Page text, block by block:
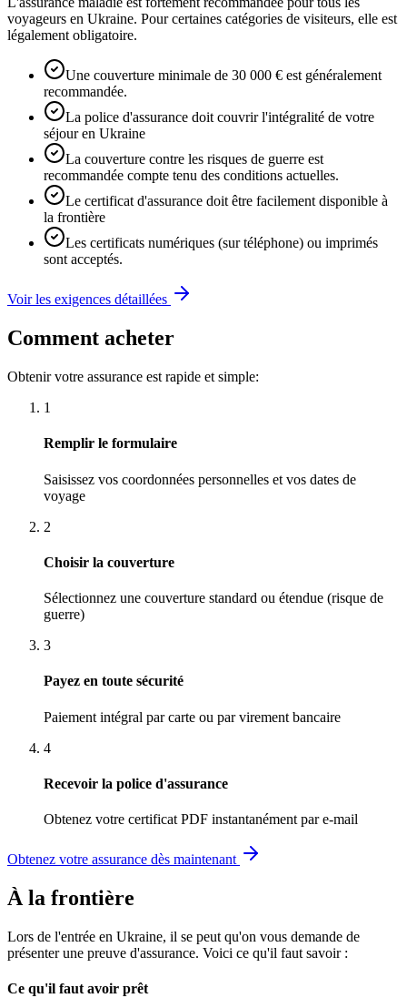
voyageurs en Ukraine. Pour certaines catégories de visiteurs, elle est
légalement obligatoire.
Une couverture minimale de 30 000 € est généralement
recommandée.
La police d'assurance doit couvrir l'intégralité de votre
séjour en Ukraine
La couverture contre les risques de guerre est
recommandée compte tenu des conditions actuelles.
Le certificat d'assurance doit être facilement disponible à
la frontière
Les certificats numériques (sur téléphone) ou imprimés
sont acceptés.
Voir les exigences détaillées
Comment acheter
Obtenir votre assurance est rapide et simple:
1
Remplir le formulaire
Saisissez vos coordonnées personnelles et vos dates de
voyage
2
Choisir la couverture
Sélectionnez une couverture standard ou étendue (risque de
guerre)
3
Payez en toute sécurité
Paiement intégral par carte ou par virement bancaire
4
Recevoir la police d'assurance
Obtenez votre certificat PDF instantanément par e-mail
Obtenez votre assurance dès maintenant
À la frontière
Lors de l'entrée en Ukraine, il se peut qu'on vous demande de
présenter une preuve d'assurance. Voici ce qu'il faut savoir :
Ce qu'il faut avoir prêt